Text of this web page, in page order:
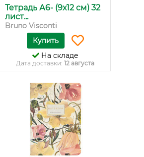
Тетрадь А6- (9х12 см) 32
лист...
Bruno Visconti
Купить
На складе
Дата доставки: 12 августа